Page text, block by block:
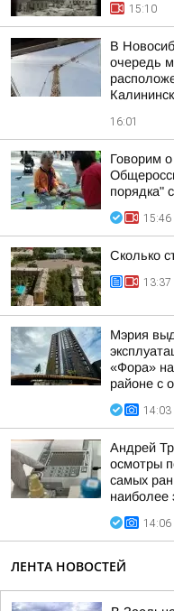
15:10
В
очередь
16:01
Говорим
порядка"
15:46
Сколько
13:37
Мэрия
«Фора»
районе с
14:03
Андрей
осмотры
самых
наиболее
14:06
ЛЕНТА НОВОСТЕЙ